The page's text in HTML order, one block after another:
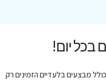
בכל יום!
מבצעים בלעדיים הזמינים רק